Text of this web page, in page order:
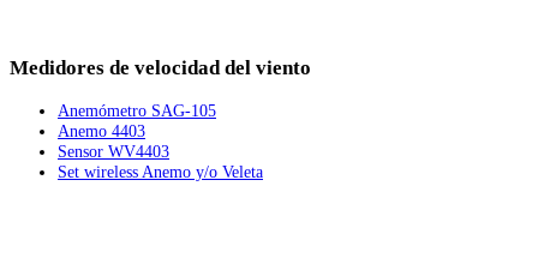
Medidores de velocidad del viento
Anemómetro SAG-105
Anemo 4403
Sensor WV4403
Set wireless Anemo y/o Veleta